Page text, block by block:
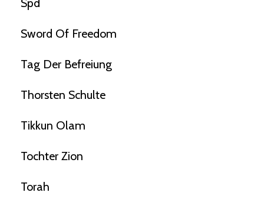
Spd
Sword Of Freedom
Tag Der Befreiung
Thorsten Schulte
Tikkun Olam
Tochter Zion
Torah